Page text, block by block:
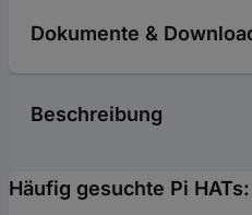
Dokumente &
Beschreibung
Häufig gesuchte Pi HATs: